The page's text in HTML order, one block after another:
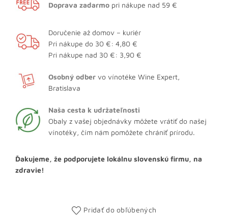
Doprava zadarmo pri nákupe nad 59 €
Doručenie až domov – kuriér
Pri nákupe do 30 €: 4,80 €
Pri nákupe nad 30 €: 3,90 €
Osobný odber vo vínotéke Wine Expert,
Bratislava
Naša cesta k udržateľnosti
Obaly z vašej objednávky môžete vrátiť do našej
vínotéky, čím nám pomôžete chrániť prírodu.
Ďakujeme, že podporujete lokálnu slovenskú firmu, na
zdravie!
Pridať do obľúbených